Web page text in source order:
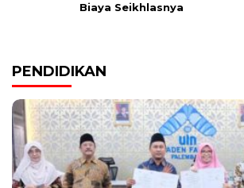
Biaya Seikhlasnya
PENDIDIKAN